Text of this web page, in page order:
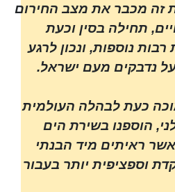
זה מכבר את מצב החירום
תחילה בסין וכעת
רבות נוספות, ונכון לרגע
נדבקים מעם ישראל.
כעת לבהלה העולמית
הוספנו בשירת הים
ראיתים מיד הבנתי
וספציפית יותר בעבור